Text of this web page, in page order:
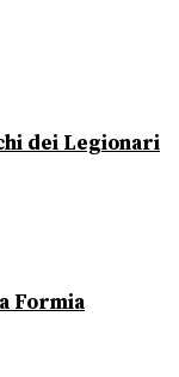
dei Legionari
Formia